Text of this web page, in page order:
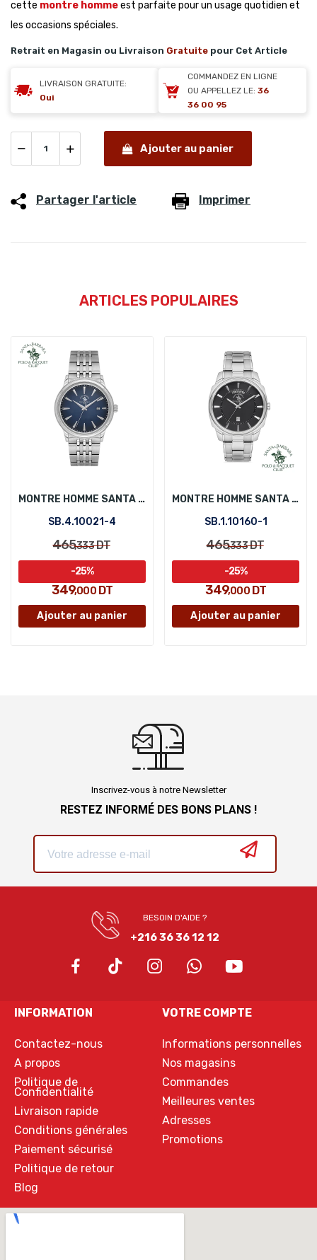
cette montre hommeest parfaite pour un usage quotidien et
les occasions spéciales.
Retrait en Magasin ou Livraison Gratuite pour Cet Article
LIVRAISON GRATUITE:
Oui
COMMANDEZ EN LIGNE
OU APPELLEZ LE: 36
36 00 95
Ajouter au panier
Partager l'article Imprimer
ARTICLES POPULAIRES
MONTRE HOMME SANTA BARBARA POLO SB.4.10021-4
SB.4.10021-4
465,333DT
349,000DT
-25%
Ajouter au panier
MONTRE HOMME SANTA BARBARA POLO SB.1.10160-1
SB.1.10160-1
465,333DT
349,000DT
-25%
Ajouter au panier
Inscrivez-vous à notre Newsletter
RESTEZ INFORMÉ DES BONS PLANS !
BESOIN D'AIDE ?
+216 36 36 12 12
INFORMATION
Contactez-nous
A propos
Politique de
Confidentialité
Livraison rapide
Conditions générales
Paiement sécurisé
Politique de retour
Blog
VOTRE COMPTE
Informations personnelles
Nos magasins
Commandes
Meilleures ventes
Adresses
Promotions